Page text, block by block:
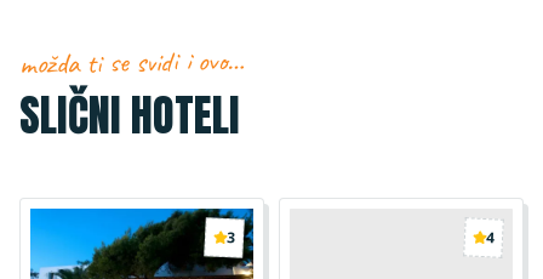
možda ti se svidi i ovo…
SLIČNI HOTELI
3 4